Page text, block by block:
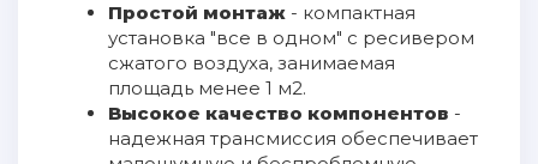
Простой монтаж - компактная
установка "все в одном" с ресивером
сжатого воздуха, занимаемая
площадь менее 1 м2.
Высокое качество компонентов -
надежная трансмиссия обеспечивает